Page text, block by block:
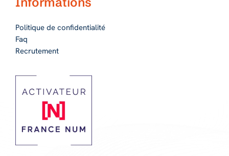
Politique de confidentialité
Faq
Recrutement